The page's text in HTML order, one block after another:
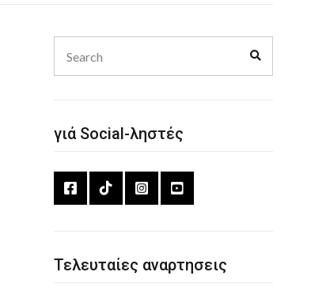
for:
γιά Social-ληστές
Τελευταίες αναρτησεις